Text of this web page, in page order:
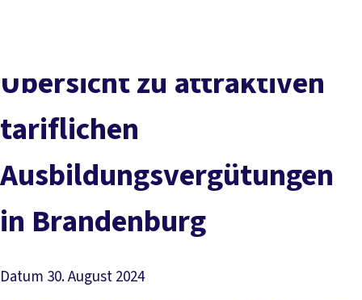
Service
Mitmachen
Übersicht zu attraktiven
tariflichen
Ausbildungsvergütungen
in Brandenburg
Datum 30. August 2024